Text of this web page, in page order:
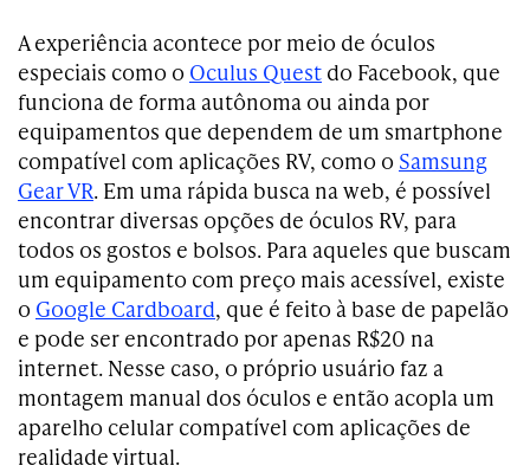
A experiência acontece por meio de óculos
especiais como o Oculus Quest do Facebook, que
funciona de forma autônoma ou ainda por
equipamentos que dependem de um smartphone
compatível com aplicações RV, como o Samsung
Gear VR. Em uma rápida busca na web, é possível
encontrar diversas opções de óculos RV, para
todos os gostos e bolsos. Para aqueles que buscam
um equipamento com preço mais acessível, existe
o Google Cardboard, que é feito à base de papelão
e pode ser encontrado por apenas R$20 na
internet. Nesse caso, o próprio usuário faz a
montagem manual dos óculos e então acopla um
aparelho celular compatível com aplicações de
realidade virtual.